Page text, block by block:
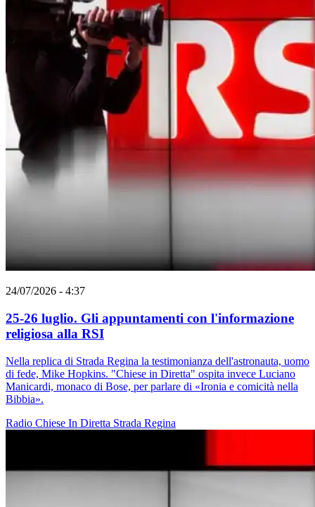
24/07/2026 - 4:37
25-26 luglio. Gli appuntamenti con l'informazione
religiosa alla RSI
Nella replica di Strada Regina la testimonianza dell'astronauta, uomo
di fede, Mike Hopkins. "Chiese in Diretta" ospita invece Luciano
Manicardi, monaco di Bose, per parlare di «Ironia e comicità nella
Bibbia».
Radio Chiese In Diretta Strada Regina